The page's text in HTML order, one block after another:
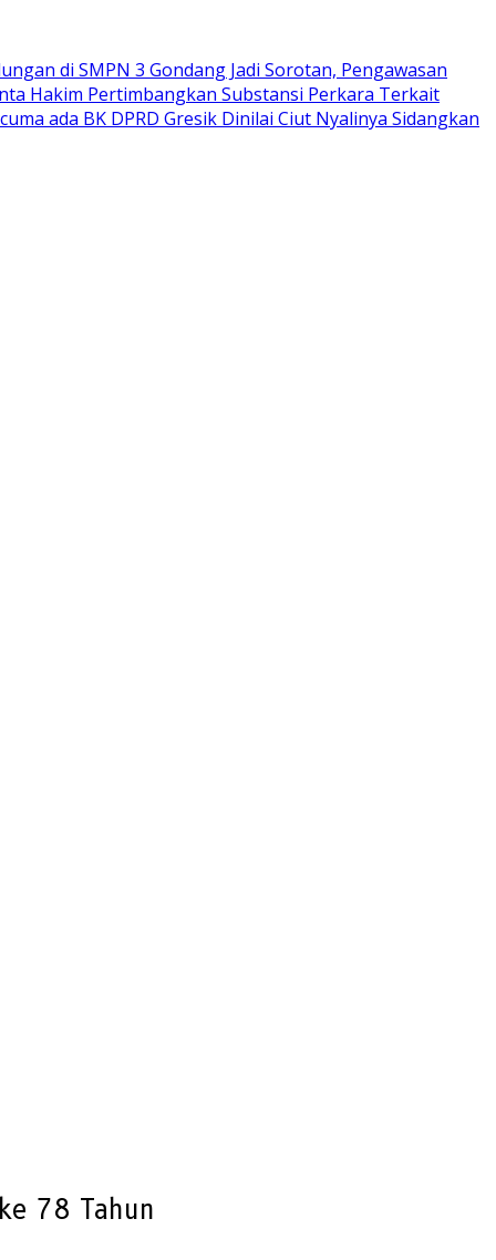
di SMPN 3 Gondang Jadi Sorotan, Pengawasan
Hakim Pertimbangkan Substansi Perkara Terkait
ada BK DPRD Gresik Dinilai Ciut Nyalinya Sidangkan
78 Tahun